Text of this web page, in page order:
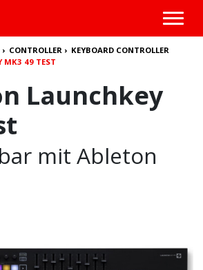
› CONTROLLER › KEYBOARD CONTROLLER
MK3 49 TEST
Launchkey
mit Ableton